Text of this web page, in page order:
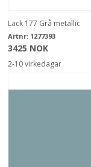
Lack 177 Grå metallic
Artnr: 1277393
3425 NOK
2-10 virkedagar